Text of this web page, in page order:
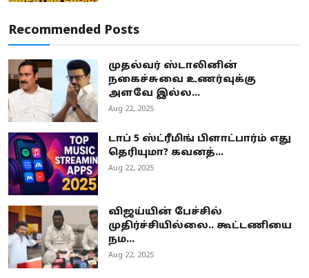
Recommended Posts
முதல்வர் ஸ்டாலினின்
நகைச்சுவை உணர்வுக்கு
அளவே இல்ல...
Aug 22, 2025
டாப் 5 ஸ்ட்ரீமிங் பிளாட்பார்ம் எது
தெரியுமா? கவனத்...
Aug 22, 2025
விஜய்யின் பேச்சில்
முதிர்ச்சியில்லை.. கூட்டணியை
நம...
Aug 22, 2025